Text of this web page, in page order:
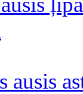
ausis